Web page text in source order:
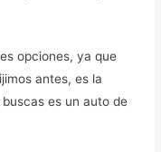
opciones, ya que
antes, es la
buscas es un auto de